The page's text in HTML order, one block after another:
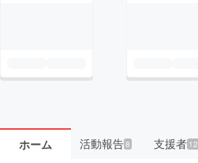
ホーム 活動報告8 支援者 12